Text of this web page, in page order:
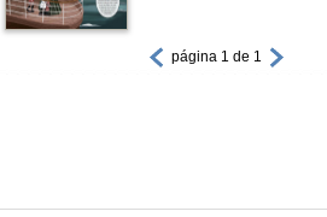
página 1 de 1